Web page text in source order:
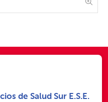
de Salud Sur E.S.E.